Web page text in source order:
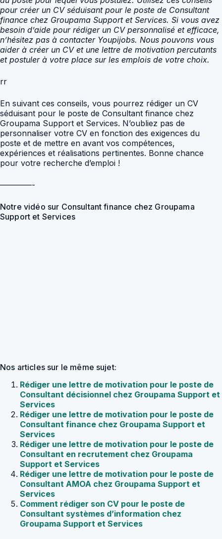
pour créer un CV séduisant pour le poste de Consultant
finance chez Groupama Support et Services. Si vous avez
besoin d’aide pour rédiger un CV personnalisé et efficace,
n’hésitez pas à contacter Youpijobs. Nous pouvons vous
aider à créer un CV et une lettre de motivation percutants
et postuler à votre place sur les emplois de votre choix.
rr
En suivant ces conseils, vous pourrez rédiger un CV
séduisant pour le poste de Consultant finance chez
Groupama Support et Services. N’oubliez pas de
personnaliser votre CV en fonction des exigences du
poste et de mettre en avant vos compétences,
expériences et réalisations pertinentes. Bonne chance
pour votre recherche d’emploi !
————-
Notre vidéo sur Consultant finance chez Groupama
Support et Services
Nos articles sur le même sujet:
Rédiger une lettre de motivation pour le poste de
Consultant décisionnel chez Groupama Support et
Services
Rédiger une lettre de motivation pour le poste de
Consultant finance chez Groupama Support et
Services
Rédiger une lettre de motivation pour le poste de
Consultant en recrutement chez Groupama
Support et Services
Rédiger une lettre de motivation pour le poste de
Consultant AMOA chez Groupama Support et
Services
Comment rédiger son CV pour le poste de
Consultant systèmes d’information chez
Groupama Support et Services